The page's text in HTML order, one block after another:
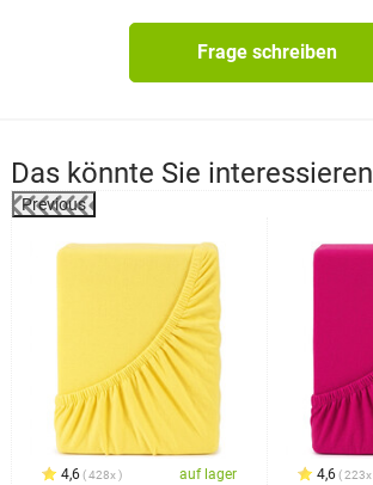
Frage schreiben
Das könnte Sie interessieren
Previous
4,6 428x auf lager 4,6 223x